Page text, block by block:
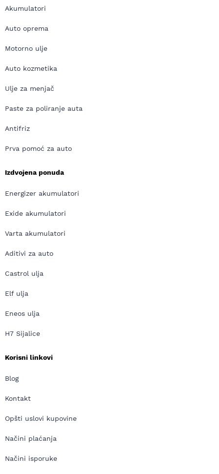
Akumulatori
Auto oprema
Motorno ulje
Auto kozmetika
Ulje za menjač
Paste za poliranje auta
Antifriz
Prva pomoć za auto
Izdvojena ponuda
Energizer akumulatori
Exide akumulatori
Varta akumulatori
Aditivi za auto
Castrol ulja
Elf ulja
Eneos ulja
H7 Sijalice
Korisni linkovi
Blog
Kontakt
Opšti uslovi kupovine
Načini plaćanja
Načini isporuke